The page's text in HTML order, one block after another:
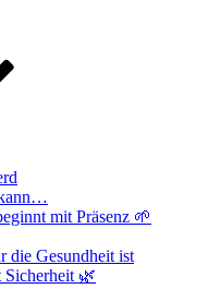
mit Präsenz 🌱
die Gesundheit ist
Sicherheit 🌿